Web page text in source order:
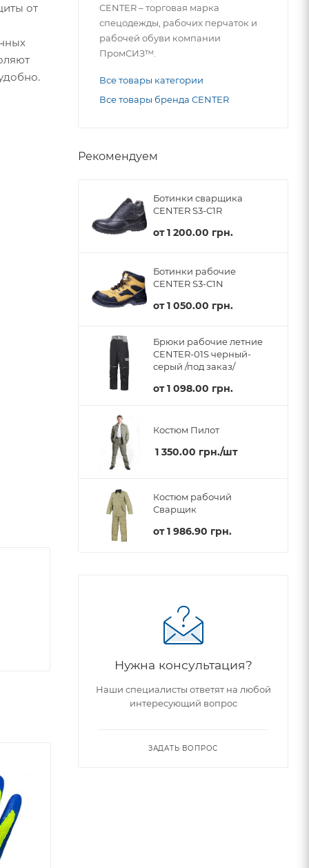
от
CENTER – торговая марка
спецодежды, рабочих перчаток и
рабочей обуви компании
ПромСИЗ™.
Все товары категории
Все товары бренда CENTER
Рекомендуем
Ботинки сварщика
CENTER S3-C1R
от1 200.00 грн.
Ботинки рабочие
CENTER S3-C1N
от1 050.00 грн.
Брюки рабочие летние
CENTER-01S черный-
серый /под заказ/
от1 098.00 грн.
Костюм Пилот
1 350.00 грн./шт
Костюм рабочий
Сварщик
от1 986.90 грн.
Нужна консультация?
Наши специалисты ответят на любой
интересующий вопрос
ЗАДАТЬ ВОПРОС